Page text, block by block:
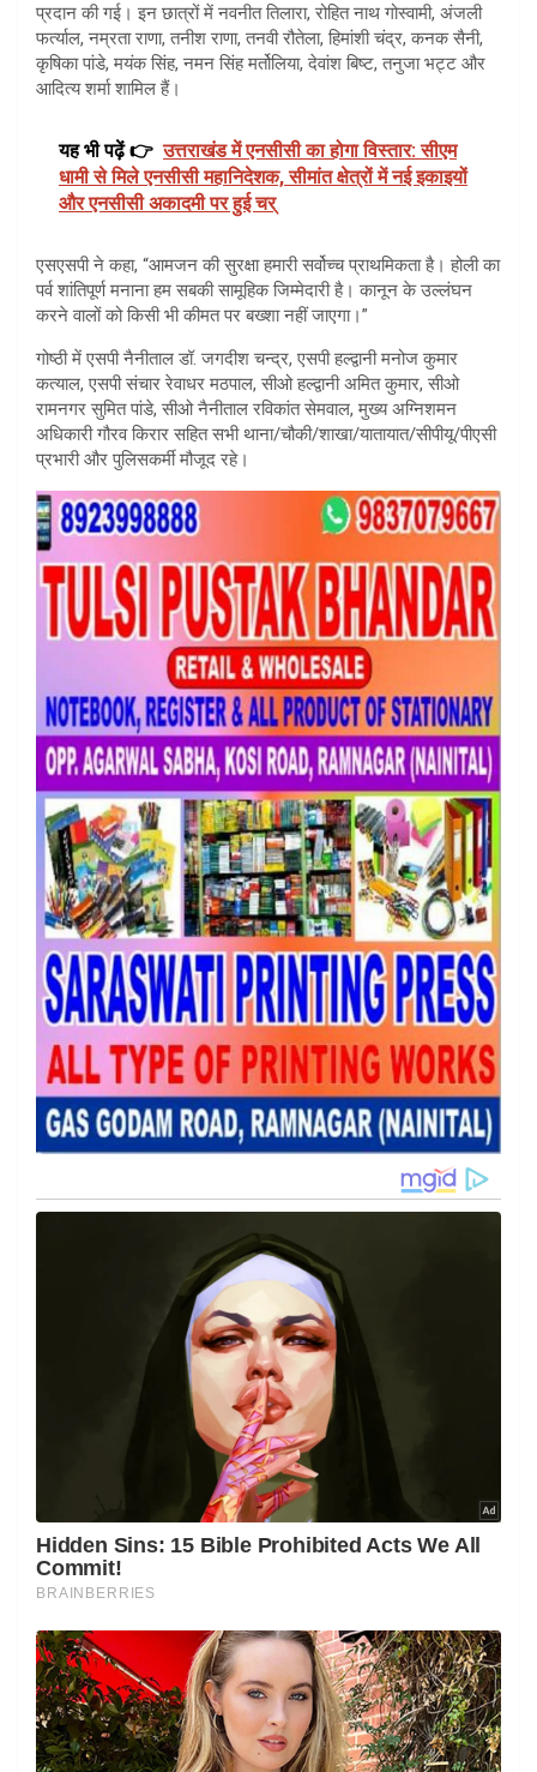
प्रदान की गई। इन छात्रों में नवनीत तिलारा, रोहित नाथ गोस्वामी, अंजली
फर्त्याल, नम्रता राणा, तनीश राणा, तनवी रौतेला, हिमांशी चंद्र, कनक सैनी,
कृषिका पांडे, मयंक सिंह, नमन सिंह मर्तोलिया, देवांश बिष्ट, तनुजा भट्ट और
आदित्य शर्मा शामिल हैं।
यह भी पढ़ें 👉 उत्तराखंड में एनसीसी का होगा विस्तार: सीएम
धामी से मिले एनसीसी महानिदेशक, सीमांत क्षेत्रों में नई इकाइयों
और एनसीसी अकादमी पर हुई चर्
एसएसपी ने कहा, “आमजन की सुरक्षा हमारी सर्वोच्च प्राथमिकता है। होली का
पर्व शांतिपूर्ण मनाना हम सबकी सामूहिक जिम्मेदारी है। कानून के उल्लंघन
करने वालों को किसी भी कीमत पर बख्शा नहीं जाएगा।”
गोष्ठी में एसपी नैनीताल डॉ. जगदीश चन्द्र, एसपी हल्द्वानी मनोज कुमार
कत्याल, एसपी संचार रेवाधर मठपाल, सीओ हल्द्वानी अमित कुमार, सीओ
रामनगर सुमित पांडे, सीओ नैनीताल रविकांत सेमवाल, मुख्य अग्निशमन
अधिकारी गौरव किरार सहित सभी थाना/चौकी/शाखा/यातायात/सीपीयू/पीएसी
प्रभारी और पुलिसकर्मी मौजूद रहे।